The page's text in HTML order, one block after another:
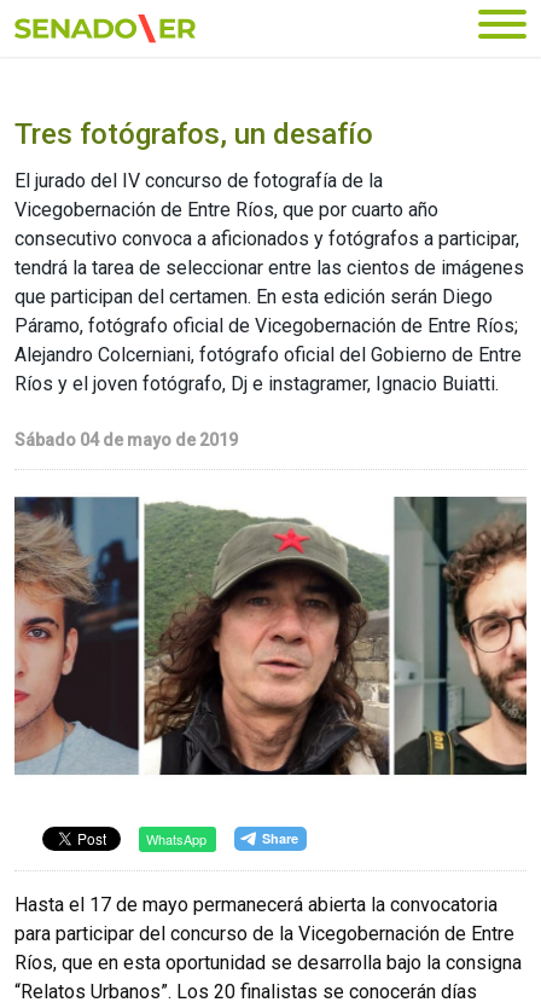
Ir al menú principal
Tres fotógrafos, un desafío
El jurado del IV concurso de fotografía de la
Vicegobernación de Entre Ríos, que por cuarto año
consecutivo convoca a aficionados y fotógrafos a participar,
tendrá la tarea de seleccionar entre las cientos de imágenes
que participan del certamen. En esta edición serán Diego
Páramo, fotógrafo oficial de Vicegobernación de Entre Ríos;
Alejandro Colcerniani, fotógrafo oficial del Gobierno de Entre
Ríos y el joven fotógrafo, Dj e instagramer, Ignacio Buiatti.
Sábado 04 de mayo de 2019
WhatsApp
Hasta el 17 de mayo permanecerá abierta la convocatoria
para participar del concurso de la Vicegobernación de Entre
Ríos, que en esta oportunidad se desarrolla bajo la consigna
“Relatos Urbanos”. Los 20 finalistas se conocerán días